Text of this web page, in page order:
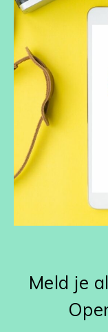
Meld je